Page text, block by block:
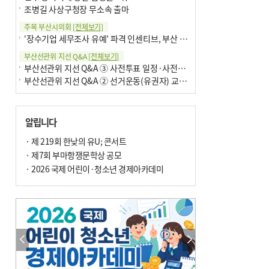
조병길 사상구청장 무소속 출마
주목 부산시의회 [전체보기]
‘장수기업 세무조사 유예’ 파격 인센티브, 부산 유출 막을까
부산선관위 지선 Q&A[전체보기]
부산선관위 지선 Q&A ③ 사전투표 일정·사전투표함 보관
부산선관위 지선 Q&A ② 선거운동(유권자) 교육감투표용지
알립니다
· 제 219회 한낮의 유U; 콘서트
· 제7회 부마항쟁문학상 공모
· 2026 국제 어린이·청소년 경제아카데미